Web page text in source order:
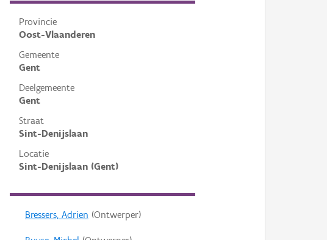
Provincie
Oost-Vlaanderen
Gemeente
Gent
Deelgemeente
Gent
Straat
Sint-Denijslaan
Locatie
Sint-Denijslaan (Gent)
Bressers, Adrien (Ontwerper)